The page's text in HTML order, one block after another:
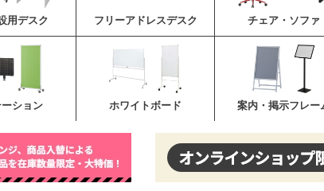
用デスク フリーアドレスデスク チェア・ソファ
ション ホワイトボード 案内・掲示フレー